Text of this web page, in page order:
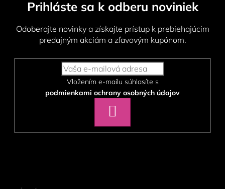
Prihláste sa k odberu noviniek
Odoberajte novinky a získajte prístup k prebiehajúcim
predajným akciám a zľavovým kupónom.
podmienkami ochrany osobných údajov
SA